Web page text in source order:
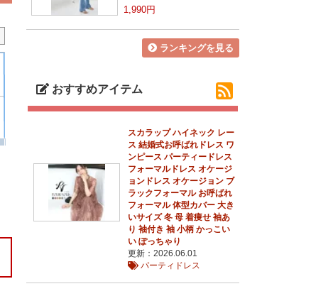
1,990円
ランキングを見る
おすすめアイテム
スカラップ ハイネック レー
ス 結婚式お呼ばれドレス ワ
ンピース パーティードレス
フォーマルドレス オケージ
ョンドレス オケージョン ブ
ラックフォーマル お呼ばれ
フォーマル 体型カバー 大き
いサイズ 冬 母 着痩せ 袖あ
り 袖付き 袖 小柄 かっこい
い ぽっちゃり
更新：2026.06.01
パーティドレス